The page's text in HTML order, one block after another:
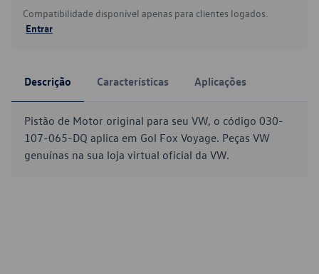
Compatibilidade disponível apenas para clientes logados.
Entrar
Descrição Características Aplicações
Pistão de Motor original para seu VW, o código 030-
107-065-DQ aplica em Gol Fox Voyage. Peças VW
genuínas na sua loja virtual oficial da VW.